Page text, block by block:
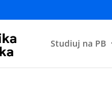
Studiuj na PB